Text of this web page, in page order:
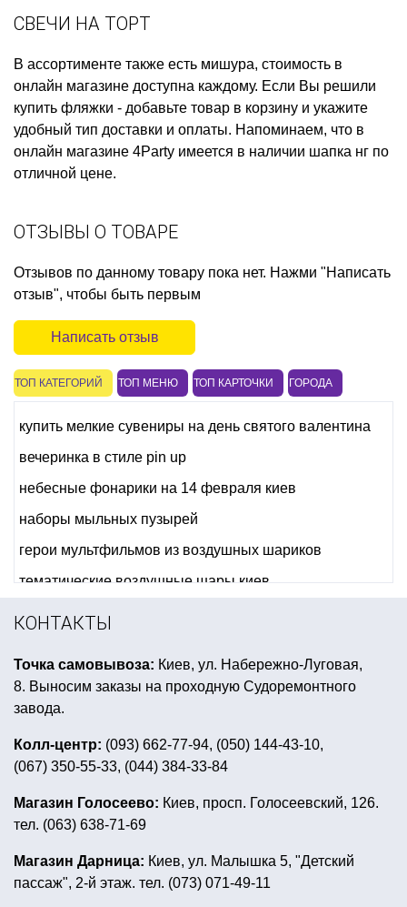
СВЕЧИ НА ТОРТ
В ассортименте также есть мишура, стоимость в
онлайн магазине доступна каждому. Если Вы решили
купить фляжки - добавьте товар в корзину и укажите
удобный тип доставки и оплаты. Напоминаем, что в
онлайн магазине 4Party имеется в наличии шапка нг по
отличной цене.
ОТЗЫВЫ О ТОВАРЕ
Отзывов по данному товару пока нет. Нажми "Написать
отзыв", чтобы быть первым
Написать отзыв
ТОП КАТЕГОРИЙ ТОП МЕНЮ ТОП КАРТОЧКИ ГОРОДА
купить мелкие сувениры на день святого валентина
вечеринка в стиле pin up
небесные фонарики на 14 февраля киев
наборы мыльных пузырей
герои мультфильмов из воздушных шариков
тематические воздушные шары киев
топперы для торта купить киев
купить обруч с рожками
подарки 1 апреля киев желтая вечеринка
бутафорская рука купить открытки с 8 марта
воздушные шары металлик купить
купить все для греческой вечеринки
день рождения в стиле русалочка
эротический подарок на 14 февраля
КОНТАКТЫ
Точка самовывоза: Киев, ул. Набережно-Луговая,
8. Выносим заказы на проходную Судоремонтного
завода.
Колл-центр: (093) 662-77-94, (050) 144-43-10,
(067) 350-55-33, (044) 384-33-84
Магазин Голосеево: Киев, просп. Голосеевский, 126.
тел. (063) 638-71-69
Магазин Дарница: Киев, ул. Малышка 5, "Детский
пассаж", 2-й этаж. тел. (073) 071-49-11